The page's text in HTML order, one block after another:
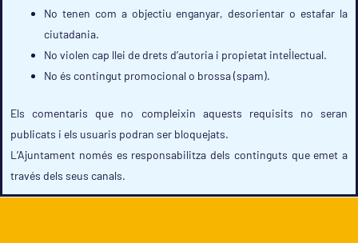
No tenen com a objectiu enganyar, desorientar o estafar la
ciutadania.
No violen cap llei de drets d’autoria i propietat intel·lectual.
No és contingut promocional o brossa (spam).
Els comentaris que no compleixin aquests requisits no seran
publicats i els usuaris podran ser bloquejats.
L’Ajuntament només es responsabilitza dels continguts que emet a
través dels seus canals.